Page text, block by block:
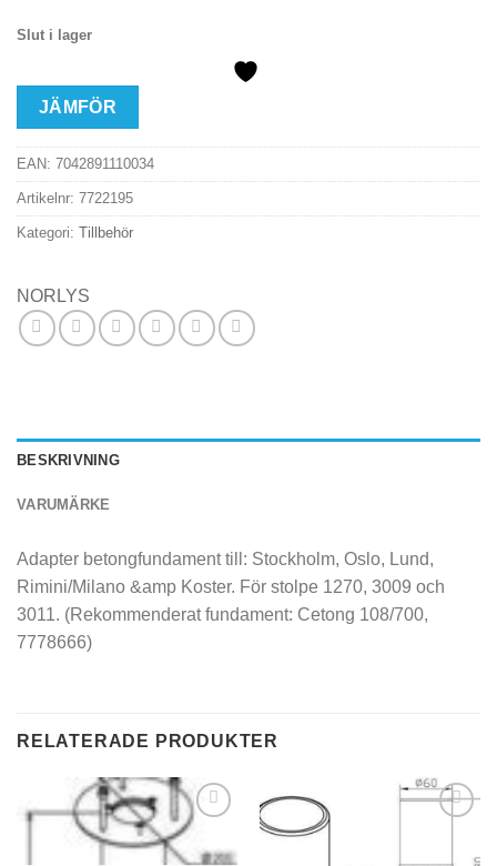
Slut i lager
JÄMFÖR
EAN: 7042891110034
Artikelnr: 7722195
Kategori: Tillbehör
NORLYS
BESKRIVNING
VARUMÄRKE
Adapter betongfundament till: Stockholm, Oslo, Lund,
Rimini/Milano &amp Koster. För stolpe 1270, 3009 och
3011. (Rekommenderat fundament: Cetong 108/700,
7778666)
RELATERADE PRODUKTER